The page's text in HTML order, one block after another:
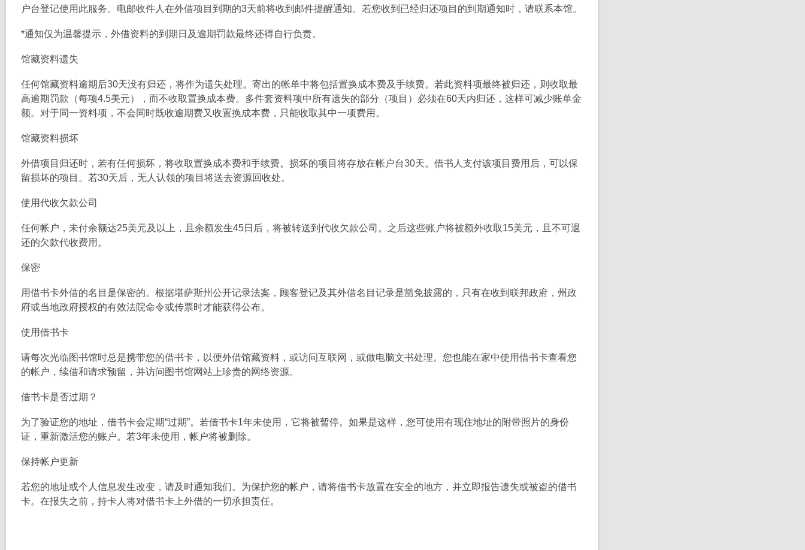
户台登记使用此服务。电邮收件人在外借项目到期的3天前将收到邮件提醒通知。若您收到已经归还项目的到期通知时，请联系本馆。
*通知仅为温馨提示，外借资料的到期日及逾期罚款最终还得自行负责。
馆藏资料遗失
任何馆藏资料逾期后30天没有归还，将作为遗失处理。寄出的帐单中将包括置换成本费及手续费。若此资料项最终被归还，则收取最
高逾期罚款（每项4.5美元），而不收取置换成本费。多件套资料项中所有遗失的部分（项目）必须在60天内归还，这样可减少账单金
额。对于同一资料项，不会同时既收逾期费又收置换成本费，只能收取其中一项费用。
馆藏资料损坏
外借项目归还时，若有任何损坏，将收取置换成本费和手续费。损坏的项目将存放在帐户台30天。借书人支付该项目费用后，可以保
留损坏的项目。若30天后，无人认领的项目将送去资源回收处。
使用代收欠款公司
任何帐户，未付余额达25美元及以上，且余额发生45日后，将被转送到代收欠款公司。之后这些账户将被额外收取15美元，且不可退
还的欠款代收费用。
保密
用借书卡外借的名目是保密的。根据堪萨斯州公开记录法案，顾客登记及其外借名目记录是豁免披露的，只有在收到联邦政府，州政
府或当地政府授权的有效法院命令或传票时才能获得公布。
使用借书卡
请每次光临图书馆时总是携带您的借书卡，以便外借馆藏资料，或访问互联网，或做电脑文书处理。您也能在家中使用借书卡查看您
的帐户，续借和请求预留，并访问图书馆网站上珍贵的网络资源。
借书卡是否过期？
为了验证您的地址，借书卡会定期“过期”。若借书卡1年未使用，它将被暂停。如果是这样，您可使用有现住地址的附带照片的身份
证，重新激活您的账户。若3年未使用，帐户将被删除。
保持帐户更新
若您的地址或个人信息发生改变，请及时通知我们。为保护您的帐户，请将借书卡放置在安全的地方，并立即报告遗失或被盗的借书
卡。在报失之前，持卡人将对借书卡上外借的一切承担责任。